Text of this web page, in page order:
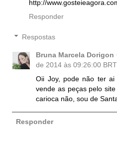
http://
Responder
Respostas
Bruna Marcela Dorigon
de 2014 às 09:26:00 BRT
Oii Joy, pode não ter
vende as peças pelo
carioca não, sou de
Responder